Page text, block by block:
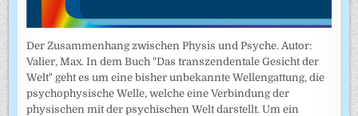
Der Zusammenhang zwischen Physis und Psyche. Autor:
Valier, Max. In dem Buch "Das transzendentale Gesicht der
Welt" geht es um eine bisher unbekannte Wellengattung, die
psychophysische Welle, welche eine Verbindung der
physischen mit der psychischen Welt darstellt. Um ein